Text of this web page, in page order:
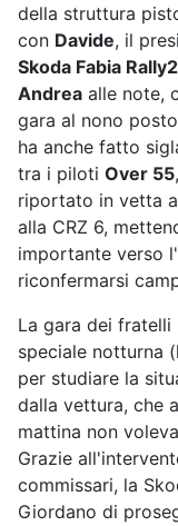
della struttura
con Davide, il
Skoda Fabia Rally2
Andrea alle note,
gara al nono
ha anche fatto
tra i piloti Over 55
riportato in vetta
alla CRZ 6,
importante verso
riconfermarsi
La gara dei
speciale notturna
per studiare la
dalla vettura, che
mattina non
Grazie
commissari, la
Giordano di